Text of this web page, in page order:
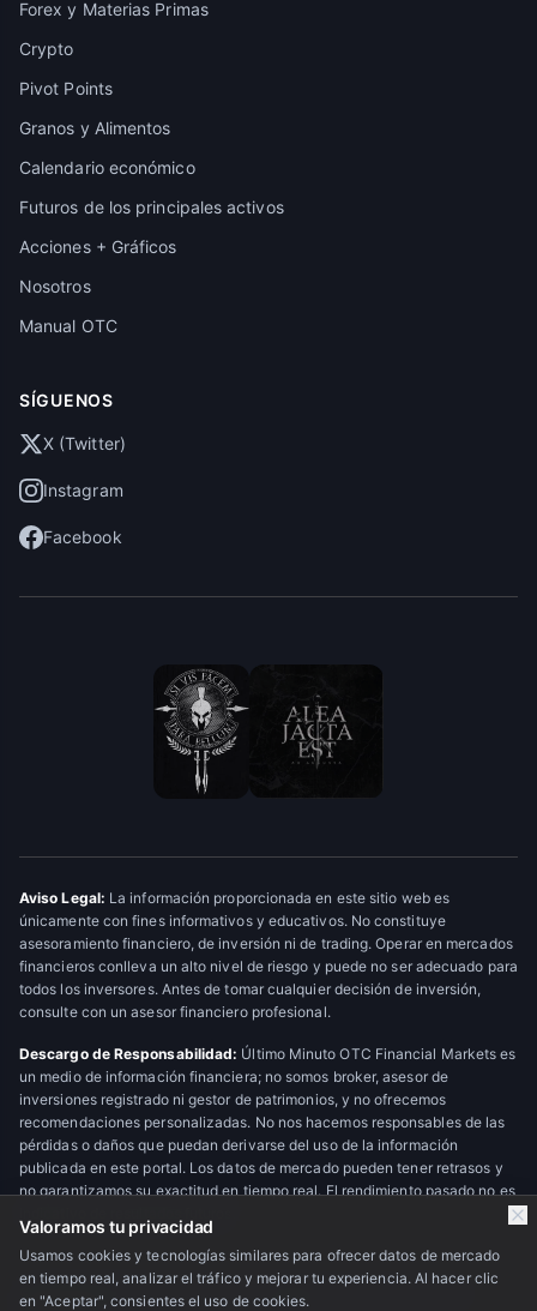
Forex y Materias Primas
Crypto
Pivot Points
Granos y Alimentos
Calendario económico
Futuros de los principales activos
Acciones + Gráficos
Nosotros
Manual OTC
SÍGUENOS
X (Twitter)
Instagram
Facebook
Aviso Legal: La información proporcionada en este sitio web es
únicamente con fines informativos y educativos. No constituye
asesoramiento financiero, de inversión ni de trading. Operar en mercados
financieros conlleva un alto nivel de riesgo y puede no ser adecuado para
todos los inversores. Antes de tomar cualquier decisión de inversión,
consulte con un asesor financiero profesional.
Descargo de Responsabilidad: Último Minuto OTC Financial Markets es
un medio de información financiera; no somos broker, asesor de
inversiones registrado ni gestor de patrimonios, y no ofrecemos
recomendaciones personalizadas. No nos hacemos responsables de las
pérdidas o daños que puedan derivarse del uso de la información
publicada en este portal. Los datos de mercado pueden tener retrasos y
no garantizamos su exactitud en tiempo real. El rendimiento pasado no es
© 2026 Último Minuto OTC Financial Markets. Todos los derechos
Valoramos tu privacidad
Usamos cookies y tecnologías similares para ofrecer datos de mercado
en tiempo real, analizar el tráfico y mejorar tu experiencia. Al hacer clic
en "Aceptar", consientes el uso de cookies.